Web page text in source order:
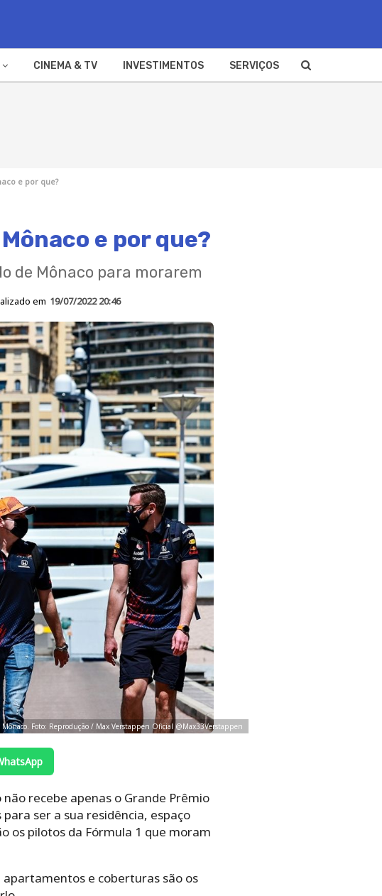
CINEMA & TV INVESTIMENTOS SERVIÇOS
e por que?
e por que?
de Mônaco para morarem
em 19/07/2022 20:46
Foto: Reprodução / Max Verstappen Oficial @Max33Verstappen
recebe apenas o Grande Prêmio
ser a sua residência, espaço
os pilotos da Fórmula 1 que moram
apartamentos e coberturas são os